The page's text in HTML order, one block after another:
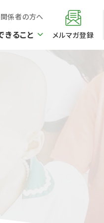
係者の方へ
きること メルマガ登録